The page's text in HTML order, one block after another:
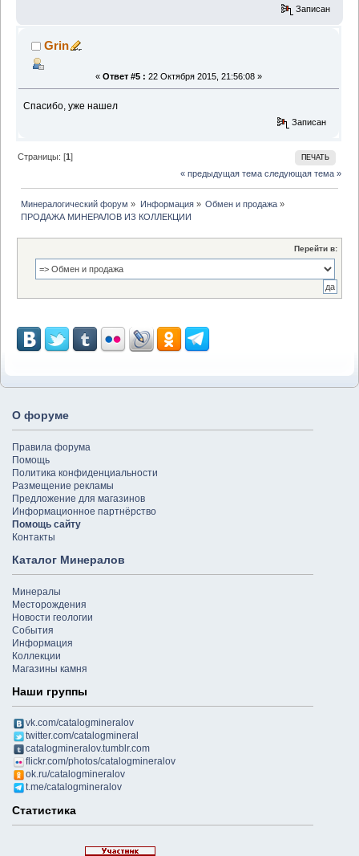
Записан
Grin
« Ответ #5 : 22 Октября 2015, 21:56:08 »
Спасибо, уже нашел
Записан
ПЕЧАТЬ
Страницы: [1]
« предыдущая тема следующая тема »
Минералогический форум » Информация» Обмен и продажа»
ПРОДАЖА МИНЕРАЛОВ ИЗ КОЛЛЕКЦИИ
Перейти в:
О форуме
Правила форума
Помощь
Политика конфиденциальности
Размещение рекламы
Предложение для магазинов
Информационное партнёрство
Помощь сайту
Контакты
Каталог Минералов
Минералы
Месторождения
Новости геологии
События
Информация
Коллекции
Магазины камня
Наши группы
vk.com/catalogmineralov
twitter.com/catalogmineral
catalogmineralov.tumblr.com
flickr.com/photos/catalogmineralov
ok.ru/catalogmineralov
t.me/catalogmineralov
Статистика